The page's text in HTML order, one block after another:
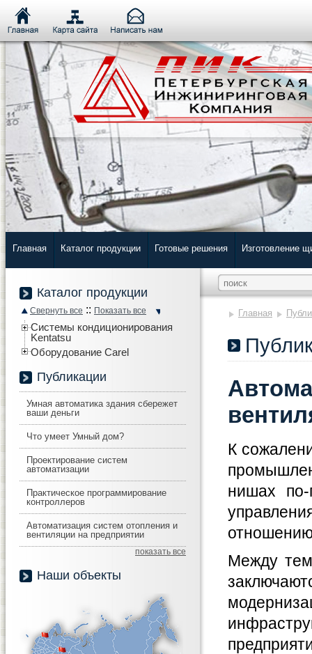
Главная Каталог продукции Готовые решения Изготовление
Каталог продукции
Свернуть все :: Показать все
Системы кондиционирования
Kentatsu
Оборудование Carel
Публикации
Умная автоматика здания сбережет
ваши деньги
Что умеет Умный дом?
Проектирование систем
автоматизации
Практическое программирование
контроллеров
Автоматизация систем отопления и
вентиляции на предприятии
показать все
Наши объекты
Главная
К
нишах по-
Между